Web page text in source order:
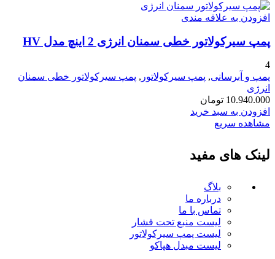
افزودن به علاقه مندی
پمپ سیرکولاتور خطی سمنان انرژی 2 اینچ مدل HV
4
پمپ و آبرسانی, پمپ سیرکولاتور , پمپ سیرکولاتور خطی سمنان
انرژی
10.940.000 تومان
افزودن به سبد خرید
مشاهده سریع
لینک های مفید
بلاگ
درباره ما
تماس با ما
لیست منبع تحت فشار
لیست پمپ سیرکولاتور
لیست مبدل هپاکو